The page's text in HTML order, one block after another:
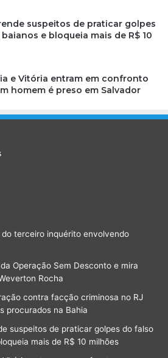
suspeitos de praticar golpes
e bloqueia mais de R$ 10
e Vitória entram em confronto
homem é preso em Salvador
terceiro inquérito envolvendo
Operação Sem Desconto e mira
Rocha
contra facção criminosa no RJ
procurados na Bahia
suspeitos de praticar golpes do falso
mais de R$ 10 milhões